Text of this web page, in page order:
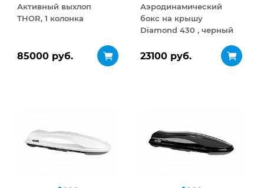
Активный выхлоп
THOR, 1 колонка
85000 руб.
Аэродинамический
бокс на крышу
Diamond 430 , черный
23100 руб.